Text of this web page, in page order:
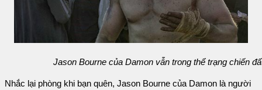
Jason Bourne của Damon vẫn trong thể trạng chiến
Nhắc lại phòng khi bạn quên, Jason Bourne của Damon là người